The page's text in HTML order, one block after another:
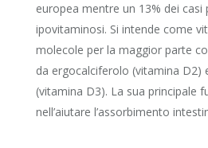
europea mentre un 13% dei casi
ipovitaminosi. Si intende come
molecole per la maggior parte
da ergocalciferolo (vitamina D2)
(vitamina D3). La sua principale
nell’aiutare l’assorbimento